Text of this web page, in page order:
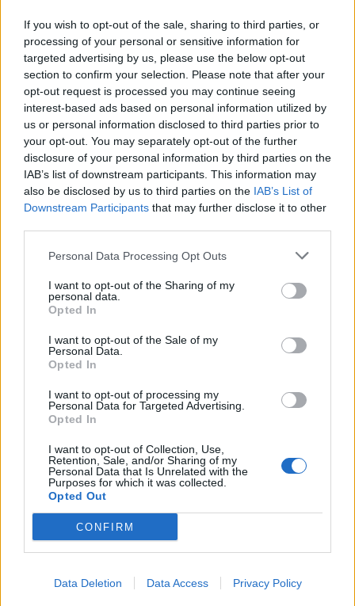
If you wish to opt-out of the sale, sharing to third parties, or
processing of your personal or sensitive information for
targeted advertising by us, please use the below opt-out
section to confirm your selection. Please note that after your
opt-out request is processed you may continue seeing
interest-based ads based on personal information utilized by
us or personal information disclosed to third parties prior to
your opt-out. You may separately opt-out of the further
disclosure of your personal information by third parties on the
IAB’s list of downstream participants. This information may
also be disclosed by us to third parties on the IAB’s List of
Downstream Participants that may further disclose it to other
Personal Data Processing Opt Outs
I want to opt-out of the Sharing of my
personal data.
Opted In
I want to opt-out of the Sale of my
Personal Data.
Opted In
I want to opt-out of processing my
Personal Data for Targeted Advertising.
Opted In
I want to opt-out of Collection, Use,
Retention, Sale, and/or Sharing of my
Personal Data that Is Unrelated with the
Purposes for which it was collected.
Opted Out
CONFIRM
Data Deletion Data Access Privacy Policy
Pēc kārtīgas pastaigas sasildies ar gardu silto dzērienu – no
ķiršiem, āboliem un bumbieriem
Laiks sākt iztukšot saldētavu! Aromātiskais un sildošais
zemeņu-piparmētru dzēriens. RECEPTE